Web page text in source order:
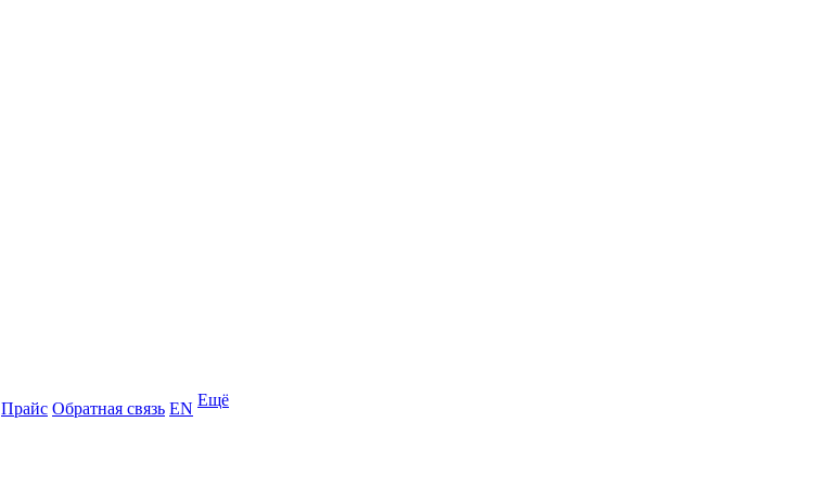
Прайс Обратная связь EN Ещё